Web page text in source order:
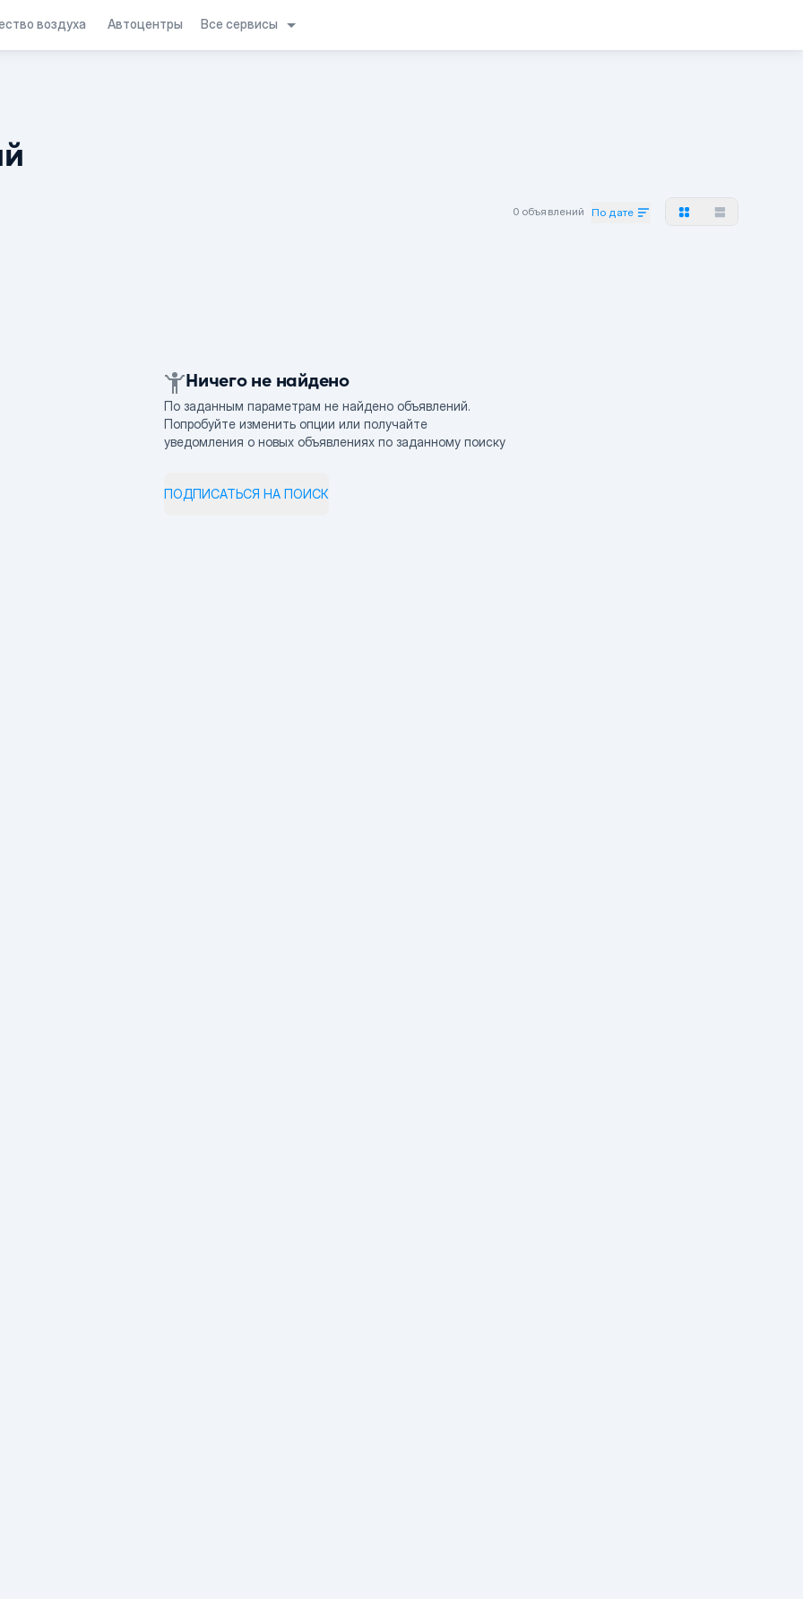
воздуха Автоцентры Все сервисы
0 объявлений По дате
Ничего не найдено
По заданным параметрам не найдено объявлений.
Попробуйте изменить опции или получайте
уведомления о новых объявлениях по заданному поиску
ПОДПИСАТЬСЯ НА ПОИСК